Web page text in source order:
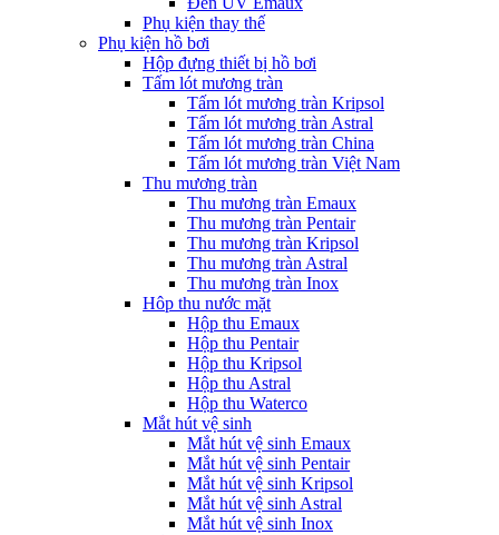
Phụ kiện thay thế
Phụ kiện hồ bơi
Hộp đựng thiết bị hồ bơi
Tấm lót mương tràn
Tấm lót mương tràn Kripsol
Tấm lót mương tràn Astral
Tấm lót mương tràn China
Tấm lót mương tràn Việt Nam
Thu mương tràn
Thu mương tràn Emaux
Thu mương tràn Pentair
Thu mương tràn Kripsol
Thu mương tràn Astral
Thu mương tràn Inox
Hôp thu nước mặt
Hộp thu Emaux
Hộp thu Pentair
Hộp thu Kripsol
Hộp thu Astral
Hộp thu Waterco
Mắt hút vệ sinh
Mắt hút vệ sinh Emaux
Mắt hút vệ sinh Pentair
Mắt hút vệ sinh Kripsol
Mắt hút vệ sinh Astral
Mắt hút vệ sinh Inox